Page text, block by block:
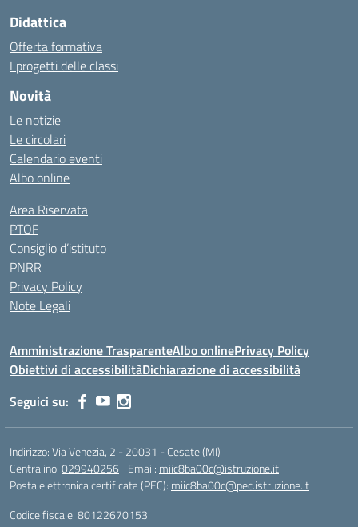
Didattica
Offerta formativa
I progetti delle classi
Novità
Le notizie
Le circolari
Calendario eventi
Albo online
Area Riservata
PTOF
Consiglio d’istituto
PNRR
Privacy Policy
Note Legali
Amministrazione TrasparenteAlbo onlinePrivacy Policy
Obiettivi di accessibilitàDichiarazione di accessibilità
Seguici su:
Indirizzo:Via Venezia, 2 - 20031 - Cesate (MI)
Centralino:029940256 Email: miic8ba00c@istruzione.it
Posta elettronica certificata (PEC): miic8ba00c@pec.istruzione.it
Codice fiscale: 80122670153